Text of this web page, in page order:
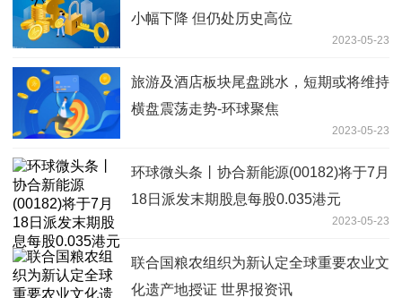
小幅下降 但仍处历史高位
2023-05-23
旅游及酒店板块尾盘跳水，短期或将维持
横盘震荡走势-环球聚焦
2023-05-23
环球微头条丨协合新能源(00182)将于7月
18日派发末期股息每股0.035港元
2023-05-23
联合国粮农组织为新认定全球重要农业文
化遗产地授证 世界报资讯